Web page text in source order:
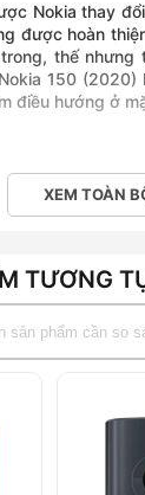
Nokia thay
được hoàn
thế
150
điều hướng ở
XEM TOÀN
TƯƠNG